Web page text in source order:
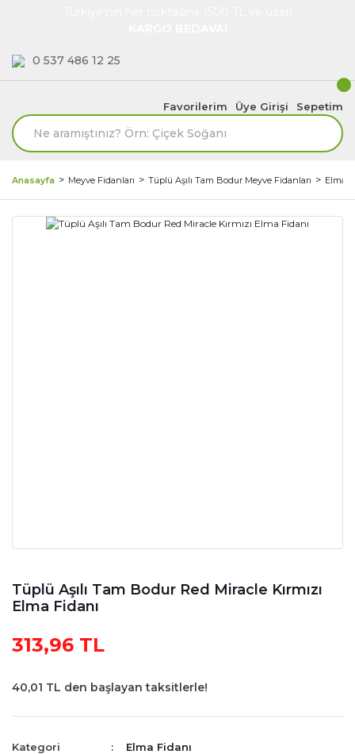
0 537 486 12 25
Favorilerim Üye Girişi Sepetim
Anasayfa Meyve Fidanları Tüplü Aşılı Tam Bodur Meyve Fidanları Elma
Tüplü Aşılı Tam Bodur Red Miracle Kırmızı
Elma Fidanı
313,96 TL
40,01 TL den başlayan taksitlerle!
Kategori
Elma Fidanı